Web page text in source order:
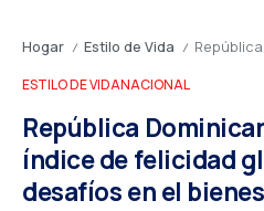
Hogar / Estilo de Vida / República Dominicana
ESTILO DE VIDANACIONAL
República
índice de felicidad
desafíos en el